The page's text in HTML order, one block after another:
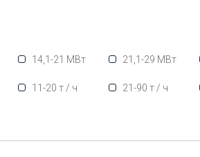
14,1-21 МВт 21,1-29 МВт
11-20 т / ч 21-90 т / ч